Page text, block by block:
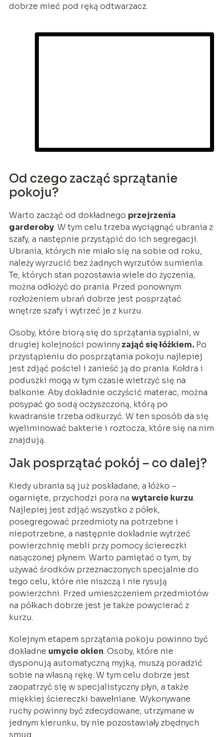
dobrze mieć pod ręką odtwarzacz.
Od czego zacząć sprzątanie
pokoju?
Warto zacząć od dokładnego przejrzenia
garderoby. W tym celu trzeba wyciągnąć ubrania z
szafy, a następnie przystąpić do ich segregacji.
Ubrania, których nie miało się na sobie od roku,
należy wyrzucić bez żadnych wyrzutów sumienia.
Te, których stan pozostawia wiele do życzenia,
można odłożyć do prania. Przed ponownym
rozłożeniem ubrań dobrze jest posprzątać
wnętrze szafy i wytrzeć je z kurzu.
Osoby, które biorą się do sprzątania sypialni, w
drugiej kolejności powinnyzająć się łóżkiem.Po
przystąpieniu do posprzątania pokoju najlepiej
jest zdjąć pościel i zanieść ją do prania. Kołdra i
poduszki mogą w tym czasie wietrzyć się na
balkonie. Aby dokładnie oczyścić materac, można
posypać go sodą oczyszczoną, którą po
kwadransie trzeba odkurzyć. W ten sposób da się
wyeliminować bakterie i roztocza, które się na nim
znajdują.
Jak posprzątać pokój – co dalej?
Kiedy ubrania są już poskładane, a łóżko –
ogarnięte, przychodzi pora na wytarcie kurzu.
Najlepiej jest zdjąć wszystko z półek,
posegregować przedmioty na potrzebne i
niepotrzebne, a następnie dokładnie wytrzeć
powierzchnię mebli przy pomocy ściereczki
nasączonej płynem. Warto pamiętać o tym, by
używać środków przeznaczonych specjalnie do
tego celu, które nie niszczą i nie rysują
powierzchni. Przed umieszczeniem przedmiotów
na półkach dobrze jest je także powycierać z
kurzu.
Kolejnym etapem sprzątania pokoju powinno być
dokładne umycie okien. Osoby, które nie
dysponują automatyczną myjką, muszą poradzić
sobie na własną rękę. W tym celu dobrze jest
zaopatrzyć się w specjalistyczny płyn, a także
miękkiej ściereczki bawełniane. Wykonywane
ruchy powinny być zdecydowane, utrzymane w
jednym kierunku, by nie pozostawiały zbędnych
smug.